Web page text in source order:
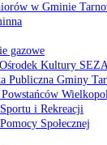
w Gminie
gazowe
Kultury
Publiczna Gminy
i Rekreacji
Społecznej